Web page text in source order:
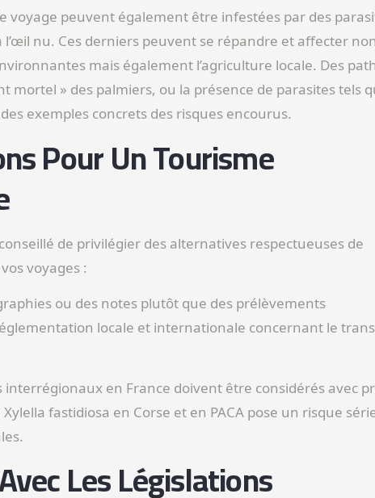
voyage peuvent également être infestées par des
l’œil nu. Ces derniers peuvent se répandre et affecter non
mais également l’agriculture locale. Des
mortel » des palmiers, ou la présence de parasites tels
exemples concrets des risques encourus.
Pour Un Tourisme
de privilégier des alternatives respectueuses de
voyages :
ou des notes plutôt que des prélèvements
locale et internationale concernant le
interrégionaux en France doivent être considérés avec
fastidiosa en Corse et en PACA pose un risque
Les Législations